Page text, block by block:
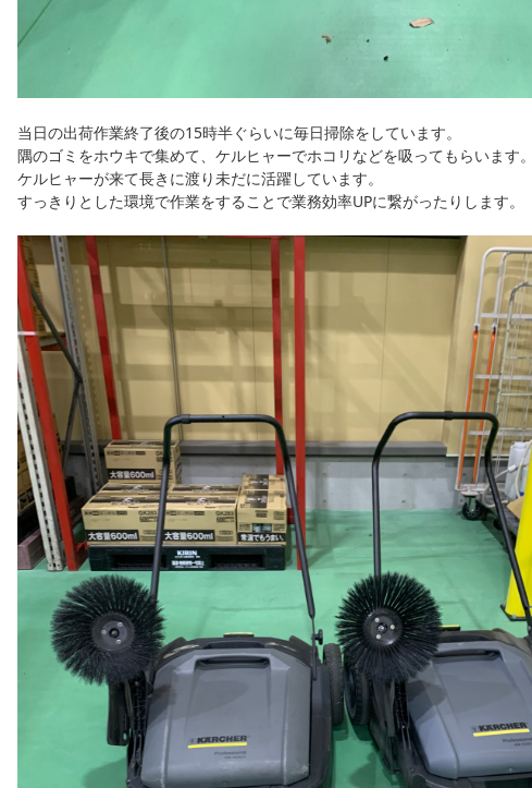
当日の出荷作業終了後の15時半ぐらいに毎日掃除をしています。
隅のゴミをホウキで集めて、ケルヒャーでホコリなどを吸ってもらいます。
ケルヒャーが来て長きに渡り未だに活躍しています。
すっきりとした環境で作業をすることで業務効率UPに繋がったりします。